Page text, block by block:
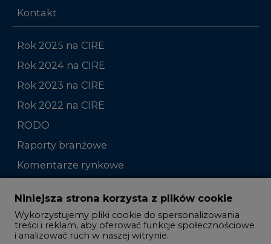
Kontakt
Rok 2025 na CIRE
Rok 2024 na CIRE
Rok 2023 na CIRE
Rok 2022 na CIRE
RODO
Raporty branżowe
Komentarze rynkowe
Zmiany kadrowe na rynku
Studio CIRE
Rozmowy o energetyce
Niniejsza strona korzysta z plików cookie
Wykorzystujemy pliki cookie do spersonalizowania
treści i reklam, aby oferować funkcje społecznościowe
i analizować ruch w naszej witrynie.